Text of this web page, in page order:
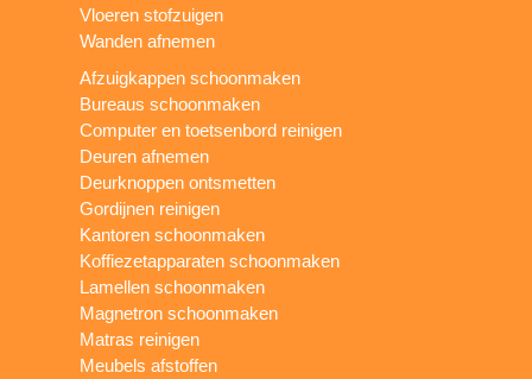
Vloeren stofzuigen
Wanden afnemen
Afzuigkappen schoonmaken
Bureaus schoonmaken
Computer en toetsenbord reinigen
Deuren afnemen
Deurknoppen ontsmetten
Gordijnen reinigen
Kantoren schoonmaken
Koffiezetapparaten schoonmaken
Lamellen schoonmaken
Magnetron schoonmaken
Matras reinigen
Meubels afstoffen